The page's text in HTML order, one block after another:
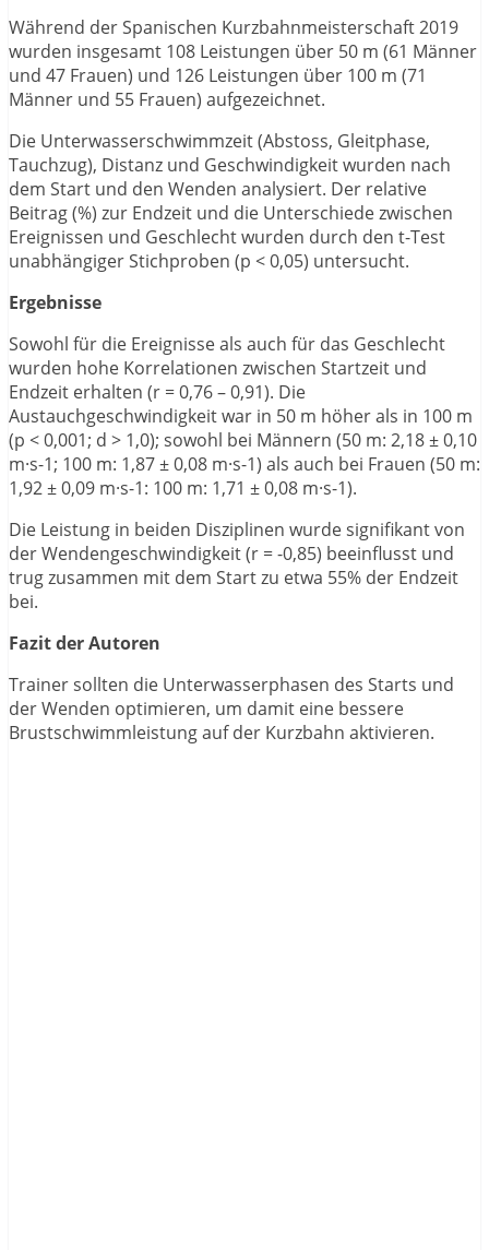
Während der Spanischen Kurzbahnmeisterschaft 2019
wurden insgesamt 108 Leistungen über 50 m (61 Männer
und 47 Frauen) und 126 Leistungen über 100 m (71
Männer und 55 Frauen) aufgezeichnet.
Die Unterwasserschwimmzeit (Abstoss, Gleitphase,
Tauchzug), Distanz und Geschwindigkeit wurden nach
dem Start und den Wenden analysiert. Der relative
Beitrag (%) zur Endzeit und die Unterschiede zwischen
Ereignissen und Geschlecht wurden durch den t-Test
unabhängiger Stichproben (p < 0,05) untersucht.
Ergebnisse
Sowohl für die Ereignisse als auch für das Geschlecht
wurden hohe Korrelationen zwischen Startzeit und
Endzeit erhalten (r = 0,76 – 0,91). Die
Austauchgeschwindigkeit war in 50 m höher als in 100 m
(p < 0,001; d > 1,0); sowohl bei Männern (50 m: 2,18 ± 0,10
m·s-1; 100 m: 1,87 ± 0,08 m·s-1) als auch bei Frauen (50 m:
1,92 ± 0,09 m·s-1: 100 m: 1,71 ± 0,08 m·s-1).
Die Leistung in beiden Disziplinen wurde signifikant von
der Wendengeschwindigkeit (r = -0,85) beeinflusst und
trug zusammen mit dem Start zu etwa 55% der Endzeit
bei.
Fazit der Autoren
Trainer sollten die Unterwasserphasen des Starts und
der Wenden optimieren, um damit eine bessere
Brustschwimmleistung auf der Kurzbahn aktivieren.